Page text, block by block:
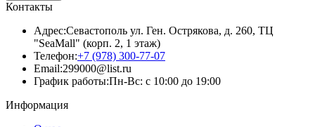
Контакты
Адрес:Севастополь ул. Ген. Острякова, д. 260, ТЦ
"SeaMall" (корп. 2, 1 этаж)
Телефон:+7 (978) 300-77-07
Email:299000@list.ru
График работы:Пн-Вс: с 10:00 до 19:00
Информация